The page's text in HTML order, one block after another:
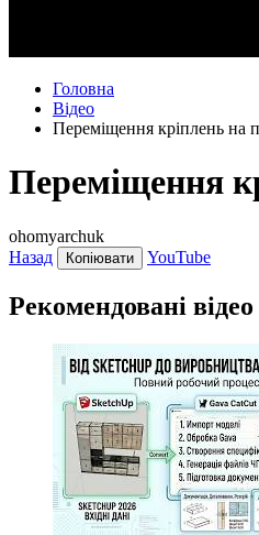
Головна
Відео
Переміщення кріплень на
Переміщення
ohomyarchuk
Назад
Копіювати YouTube
Рекомендовані відео